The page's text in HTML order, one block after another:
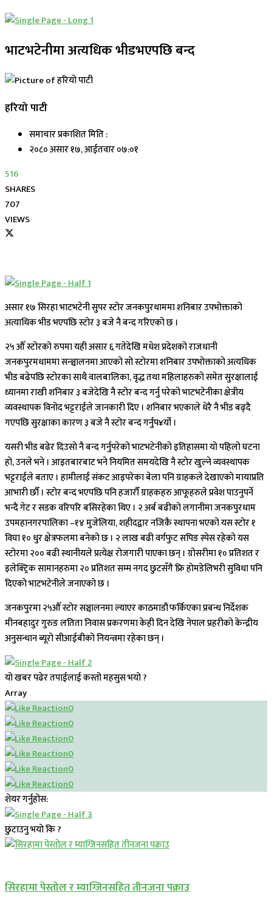
भाटभटेनीमा अत्यधिक भीडभएपछि बन्द
हरियो पाटी
समाचार प्रकाशित मिति :
२०८० असार १७, आईतवार ०७:०१
516
SHARES
707
VIEWS
असार १७ सिरहा भाटभटेनी सुपर स्टोर जनकपुरधाममा शनिबार उपभोक्ताको
अत्याधिक भीड भएपछि स्टोर ३ बजे नै बन्द गरिएको छ ।
२५ औँ स्टोरको रुपमा यही असार ६ गतेदेखि मधेश प्रदेशको राजधानी
जनकपुरमधाममा सन्ञ्चालनमा आएको सो स्टोरमा शनिबार उपभोक्ताको अत्यधिक
भीड बढेपछि स्टोरका साथै वालबालिका, वृद्ध तथा महिलाहरुको समेत सुरक्षालाई
ध्यानमा राखी शनिबार ३ बजेदेखि नै स्टोर बन्द गर्नु परेको भाटभटेनीका क्षेत्रीय
व्यवस्थापक विनोद भट्टराईले जानकारी दिए । शनिबार भएकाले धेरै नै भीड बढ्दै
गएपछि सुरक्षाका कारण ३ बजे नै स्टोर बन्द गर्नुप¥र्यो ।
यसरी भीड बढेर दिउसो नै बन्द गर्नुपरेको भाटभटेनीको इतिहासमा यो पहिलो घटना
हो, उनले भने । आइतबारबाट भने नियमित समयदेखि नै स्टोर खुल्ने व्यवस्थापक
भट्टराईले बताए । हामीलाई संकट आइपरेका बेला पनि ग्राहकले देखाएको मायाप्रति
आभारी छौँ । स्टोर बन्द भएपछि पनि हजारौँ ग्राहकहरु आफूहरुले प्रवेश पाउनुपर्ने
भन्दै गेट र सडक वरिपरि बसिरहेका थिए । २ अर्ब बढीको लगानीमा जनकपुरधाम
उपमहानगरपालिका –१४ मुजेलिया, शहीदद्वार नजिकै स्थापना भएको यस स्टोर १
विघा १० धुर क्षेत्रफलमा बनेको छ । २ लाख बढी वर्गफुट सपिङ स्पेस रहेको यस
स्टोरमा २०० बढी स्थानीयले प्रत्येक्ष रोजगारी पाएका छन् । ग्रोसरीमा १० प्रतिशत र
इलेक्ट्रिक सामानहरुमा २० प्रतिशत सम्म नगद छुटसँगै फ्रि होमडेलिभरी सुविधा पनि
दिएको भाटभटेनीले जनाएको छ ।
जनकपुरमा २५औँ स्टोर सञ्चालनमा ल्याएर काठमाडौं फर्किएका प्रबन्ध निर्देशक
मीनबहादुर गुरुङ लतिता निवास प्रकरणमा केही दिन देखि नेपाल प्रहरीको केन्द्रीय
अनुसन्धान ब्यूरो सीआईबीको नियन्त्रमा रहेका छन् ।
यो खबर पढेर तपाईलाई कस्तो महसुस भयो ?
Array
0
0
0
0
0
0
शेयर गर्नुहोस:
छुटाउनु भयो कि ?
सिरहामा पेस्तोल र म्याग्जिनसहित तीनजना पक्राउ